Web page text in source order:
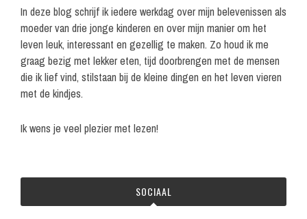
In deze blog schrijf ik iedere werkdag over mijn belevenissen als
moeder van drie jonge kinderen en over mijn manier om het
leven leuk, interessant en gezellig te maken. Zo houd ik me
graag bezig met lekker eten, tijd doorbrengen met de mensen
die ik lief vind, stilstaan bij de kleine dingen en het leven vieren
met de kindjes.
Ik wens je veel plezier met lezen!
SOCIAAL